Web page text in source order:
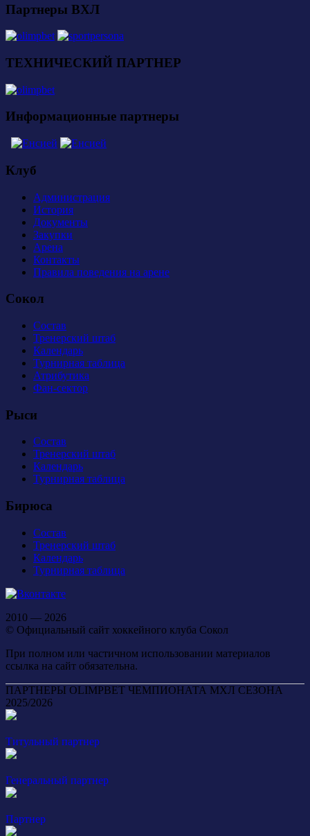
Партнеры ВХЛ
ТЕХНИЧЕСКИЙ ПАРТНЕР
Информационные партнеры
Клуб
Администрация
История
Документы
Закупки
Арена
Контакты
Правила поведения на арене
Сокол
Состав
Тренерский штаб
Календарь
Турнирная таблица
Атрибутика
Фан-сектор
Рыси
Состав
Тренерский штаб
Календарь
Турнирная таблица
Бирюса
Состав
Тренерский штаб
Календарь
Турнирная таблица
2010 — 2026
© Официальный сайт хоккейного клуба Сокол
При полном или частичном использовании материалов
ссылка на сайт обязательна.
ПАРТНЕРЫ OLIMPBET ЧЕМПИОНАТА МХЛ СЕЗОНА
2025/2026
Титульный партнер
Генеральный партнер
Партнер